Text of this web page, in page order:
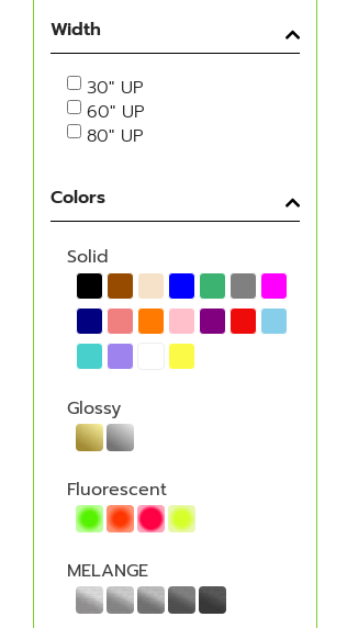
Width
30" UP
60" UP
80" UP
Colors
Solid
Glossy
Fluorescent
MELANGE